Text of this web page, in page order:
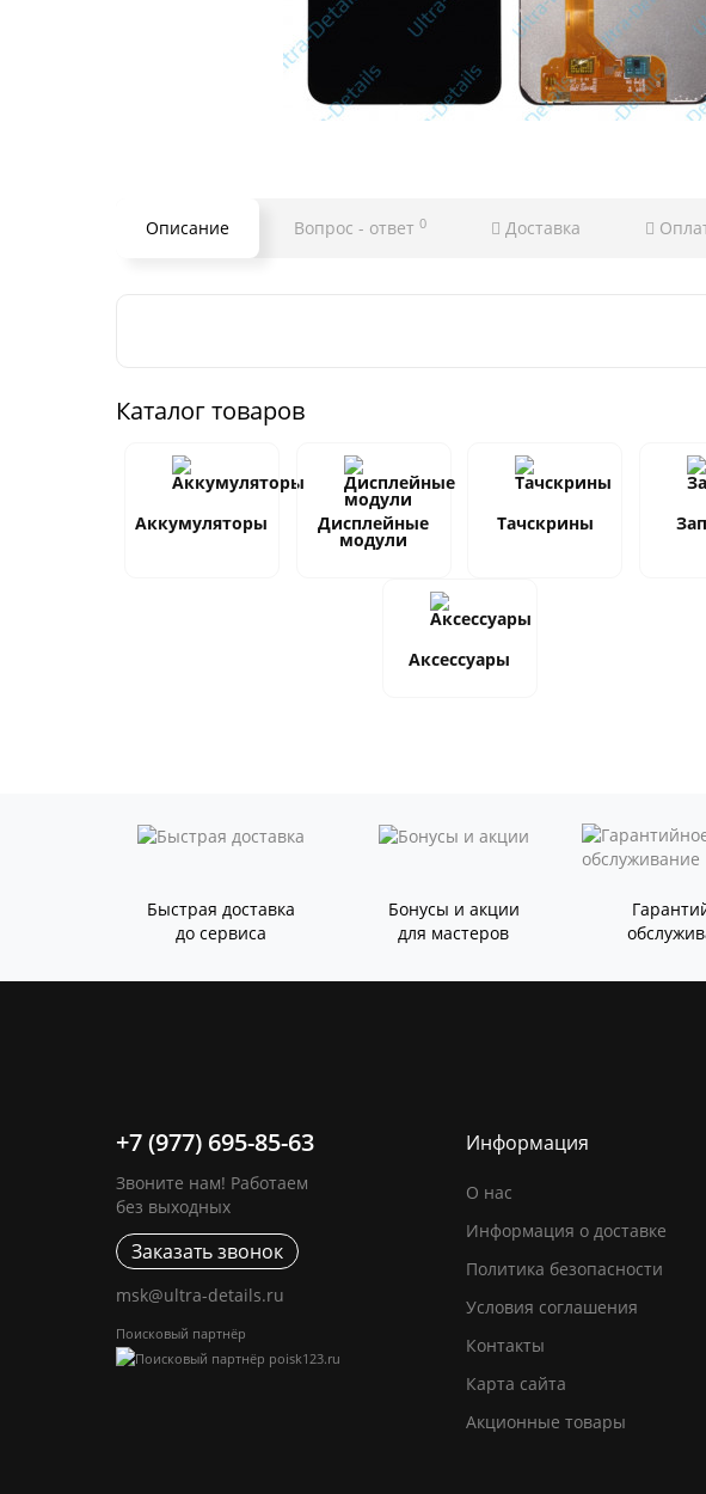
Описание Вопрос - ответ 0 Доставка
Каталог товаров
Аккумуляторы Дисплейные
модули
Тачскрины
Аксессуары
Быстрая доставка
до сервиса
Бонусы и акции
для мастеров
+7 (977) 695-85-63
Звоните нам! Работаем
без выходных
Заказать звонок
msk@ultra-details.ru
Поисковый партнёр
Информация
О нас
Информация о доставке
Политика безопасности
Условия соглашения
Контакты
Карта сайта
Акционные товары